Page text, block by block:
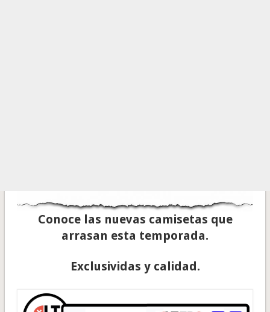
Conoce las nuevas camisetas que
arrasan esta temporada.
Exclusividas y calidad.